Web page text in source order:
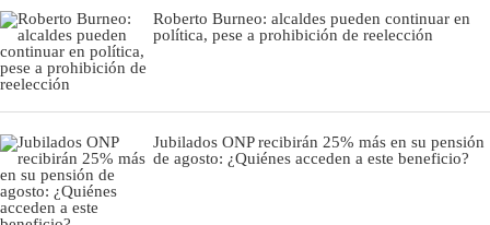
Roberto Burneo: alcaldes pueden continuar en
política, pese a prohibición de reelección
Jubilados ONP recibirán 25% más en su pensión
de agosto: ¿Quiénes acceden a este beneficio?